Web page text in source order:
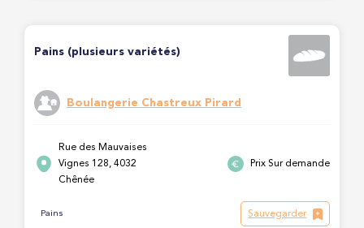
Pains (plusieurs variétés)
Boulangerie Chastreux Pirard
Rue des Mauvaises
Vignes 128, 4032
Chênée
Prix Sur demande
Pains Sauvegarder